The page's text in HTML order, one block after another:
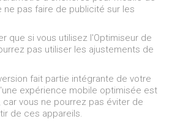
ne pas faire de publicité sur les
que si vous utilisez l'Optimiseur de
pas utiliser les ajustements de
fait partie intégrante de votre
expérience mobile optimisée est
vous ne pourrez pas éviter de
de ces appareils.